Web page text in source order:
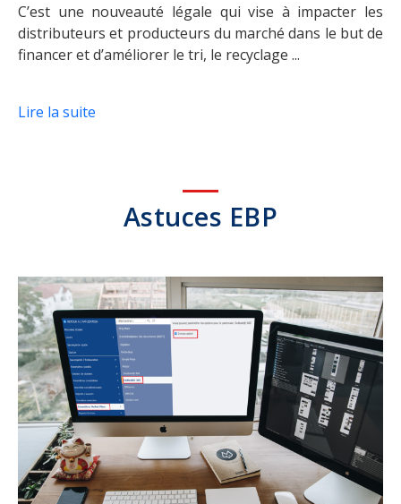
C’est une nouveauté légale qui vise à impacter les
distributeurs et producteurs du marché dans le but de
financer et d’améliorer le tri, le recyclage ...
Lire la suite
Astuces EBP